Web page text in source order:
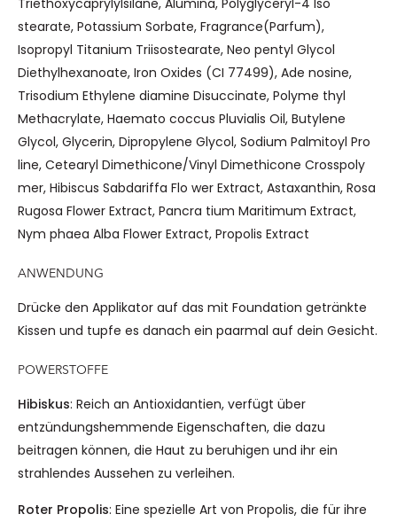
stearate, Potassium Sorbate, Fragrance(Parfum),
Isopropyl Titanium Triisostearate, Neo pentyl Glycol
Diethylhexanoate, Iron Oxides (CI 77499), Ade nosine,
Trisodium Ethylene diamine Disuccinate, Polyme thyl
Methacrylate, Haemato coccus Pluvialis Oil, Butylene
Glycol, Glycerin, Dipropylene Glycol, Sodium Palmitoyl Pro
line, Cetearyl Dimethicone/Vinyl Dimethicone Crosspoly
mer, Hibiscus Sabdariffa Flo wer Extract, Astaxanthin, Rosa
Rugosa Flower Extract, Pancra tium Maritimum Extract,
Nym phaea Alba Flower Extract, Propolis Extract
ANWENDUNG
Drücke den Applikator auf das mit Foundation getränkte
Kissen und tupfe es danach ein paarmal auf dein Gesicht.
POWERSTOFFE
Hibiskus: Reich an Antioxidantien, verfügt über
entzündungshemmende Eigenschaften, die dazu
beitragen können, die Haut zu beruhigen und ihr ein
strahlendes Aussehen zu verleihen.
Roter Propolis: Eine spezielle Art von Propolis, die für ihre